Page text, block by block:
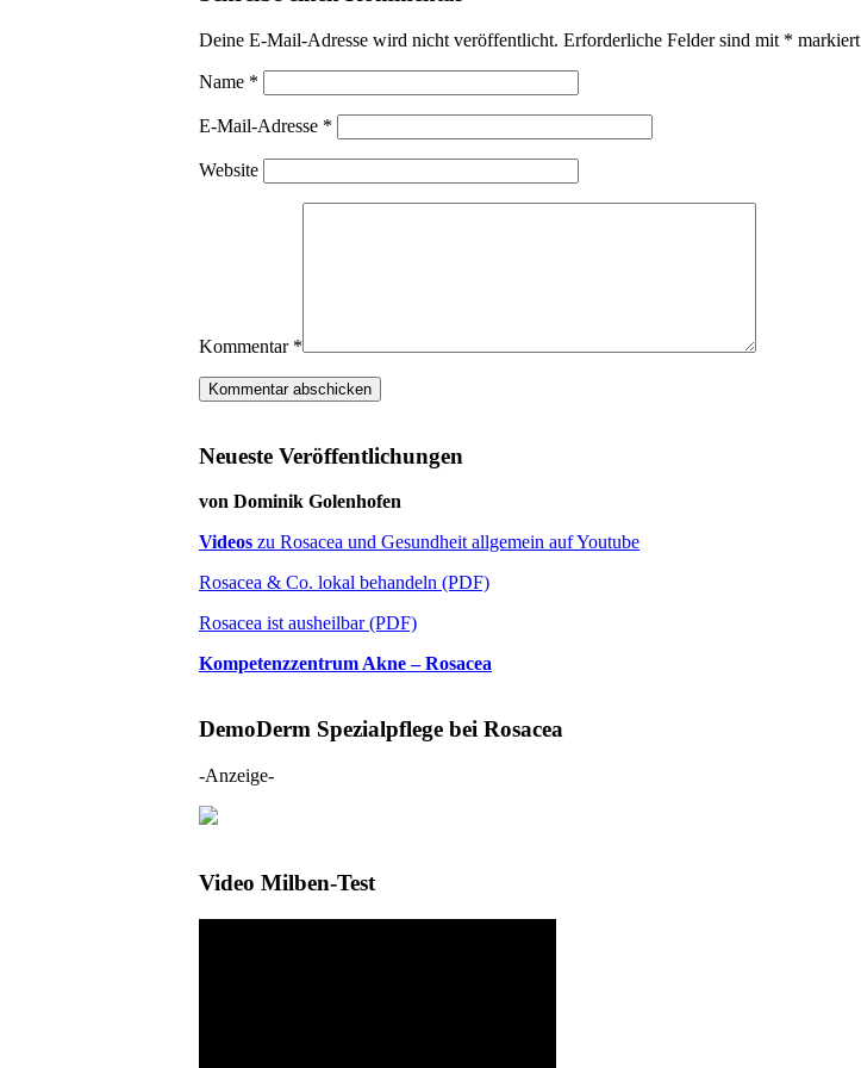
Deine E-Mail-Adresse wird nicht veröffentlicht. Erforderliche Felder sind mit * markiert
Name *
E-Mail-Adresse *
Website
Kommentar *
Neueste Veröffentlichungen
von Dominik Golenhofen
Videos zu Rosacea und Gesundheit allgemein auf Youtube
Rosacea & Co. lokal behandeln (PDF)
Rosacea ist ausheilbar (PDF)
Kompetenzzentrum Akne – Rosacea
DemoDerm Spezialpflege bei Rosacea
-Anzeige-
Video Milben-Test